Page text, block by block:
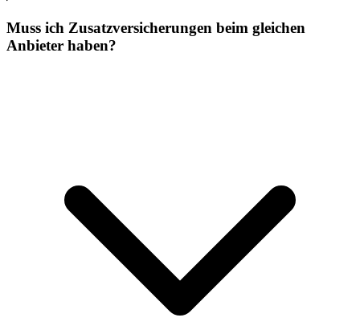
Muss ich Zusatzversicherungen beim gleichen
Anbieter haben?